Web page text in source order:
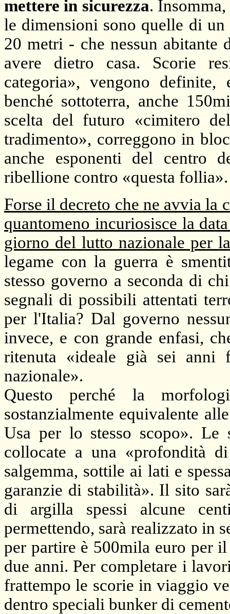
mettere in sicurezza.
le dimensioni sono quelle di
20 metri - che nessun abitante
avere dietro casa. Scorie
categoria», vengono
benché sottoterra, anche
scelta del futuro «cimitero
tradimento», correggono in
anche esponenti del centro
ribellione contro «questa follia».
Forse il decreto che ne avvia la
quantomeno incuriosisce la
giorno del lutto nazionale per
legame con la guerra è
stesso governo a seconda di
segnali di possibili attentati
per l'Italia? Dal governo
invece, e con grande enfasi,
ritenuta «ideale già sei anni
nazionale».
Questo perché la
sostanzialmente equivalente
Usa per lo stesso scopo». Le
collocate a una «profondità
salgemma, sottile ai lati e
garanzie di stabilità». Il sito
di argilla spessi alcune
permettendo, sarà realizzato in
per partire è 500mila euro per
due anni. Per completare i
frattempo le scorie in viaggio
dentro speciali bunker di